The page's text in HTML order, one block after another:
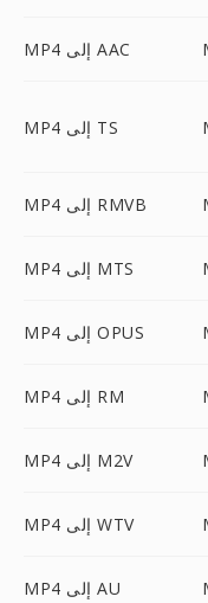
MP4 إلى AAC
MP4 إلى TS
MP4 إلى RMVB
MP4 إلى MTS
MP4 إلى OPUS
MP4 إلى RM
MP4 إلى M2V
MP4 إلى WTV
MP4 إلى AU